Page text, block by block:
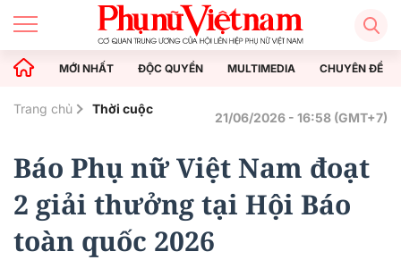
MỚI NHẤT ĐỘC QUYỀN MULTIMEDIA CHUYÊN ĐỀ
Trang chủ Thời cuộc
21/06/2026 - 16:58 (GMT+7)
Báo Phụ nữ Việt Nam đoạt
2 giải thưởng tại Hội Báo
toàn quốc 2026